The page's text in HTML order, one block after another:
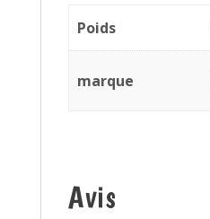
Poids
marque
Avis